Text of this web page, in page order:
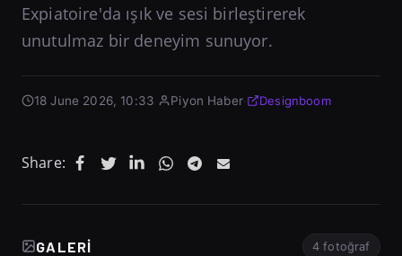
Expiatoire'da ışık ve sesi birleştirerek
unutulmaz bir deneyim sunuyor.
18 June 2026, 10:33 Piyon Haber· Designboom
Share:
GALERI 4 fotoğraf